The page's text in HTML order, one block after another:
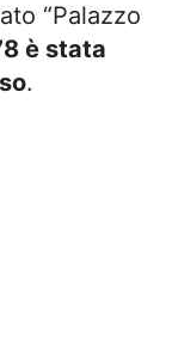
“Palazzo
è stata
.